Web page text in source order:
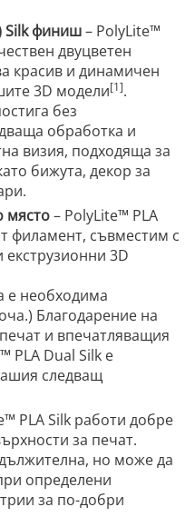
Silk финиш– PolyLite™
двуцветен
красив и динамичен
3D модели[1].
без
обработка и
визия, подходяща за
бижута, декор за
място– PolyLite™ PLA
филамент, съвместим с
3D
е необходима
Благодарение на
и впечатляващия
PLA Dual Silk е
следващ
PLA Silk работи добре
за печат.
но може да
определени
за по-добри